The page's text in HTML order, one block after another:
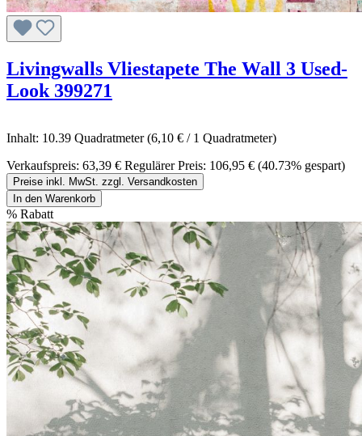
Livingwalls Vliestapete The Wall 3 Used-
Look 399271
Inhalt: 10.39 Quadratmeter(6,10 € / 1 Quadratmeter)
Verkaufspreis: 63,39 € Regulärer Preis: 106,95 € (40.73% gespart)
Preise inkl. MwSt. zzgl. Versandkosten
In den Warenkorb
% Rabatt